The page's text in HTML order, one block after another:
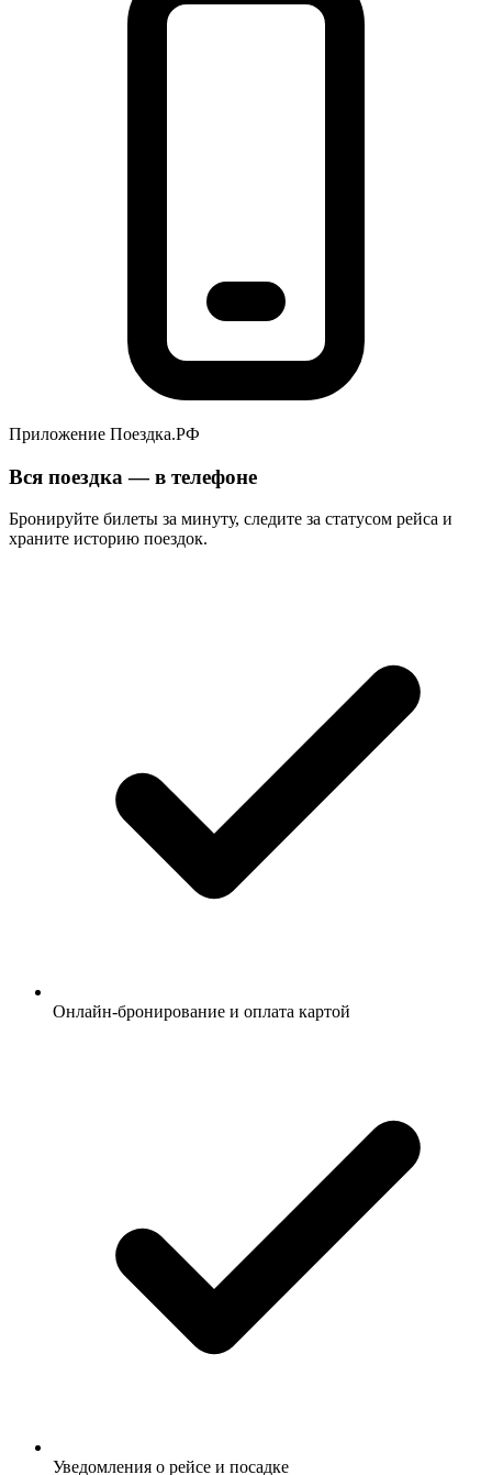
Приложение Поездка.РФ
Вся поездка — в телефоне
Бронируйте билеты за минуту, следите за статусом рейса и
храните историю поездок.
Онлайн-бронирование и оплата картой
Уведомления о рейсе и посадке